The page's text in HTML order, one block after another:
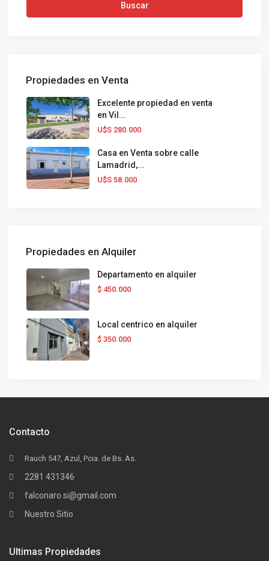
Buscar
Propiedades en Venta
Excelente propiedad en venta
en Vil...
U$S 280.000
Casa en Venta sobre calle
Lamadrid,...
U$S 58.000
Propiedades en Alquiler
Departamento en alquiler
$ 450.000
Local centrico en alquiler
$ 350.000
Contacto
Rauch 547, Azul, Pcia. de Bs. As.
2281 431346
falconaro.si@gmail.com
Nuestro Sitio
Ultimas Propiedades